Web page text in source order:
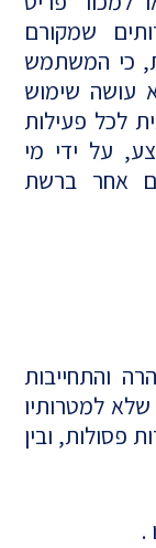
שמקורם
כי המשתמש
עושה שימוש
לכל פעילות
על ידי מי
אחר ברשת
והתחייבות
למטרותיו
פסולות, ובין
.